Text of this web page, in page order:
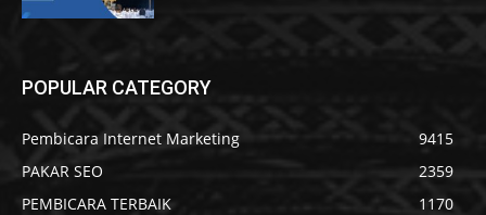
POPULAR CATEGORY
Pembicara Internet Marketing
9415
PAKAR SEO
2359
PEMBICARA TERBAIK
1170